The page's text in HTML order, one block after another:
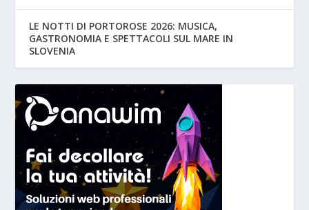
LE NOTTI DI PORTOROSE 2026: MUSICA,
GASTRONOMIA E SPETTACOLI SUL MARE IN
SLOVENIA